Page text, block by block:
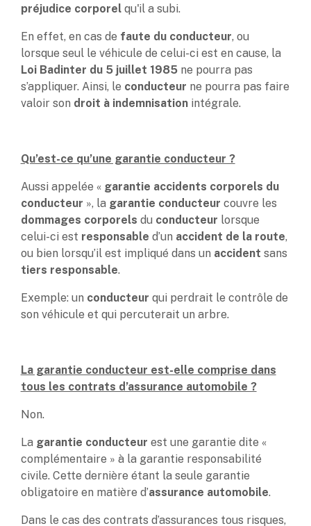
préjudice corporelqu'il a subi.
En effet, en cas de faute du conducteur, ou
lorsque seul le véhicule de celui-ci est en cause, la
Loi Badinter du 5 juillet 1985ne pourra pas
s’appliquer. Ainsi, le conducteur ne pourra pas faire
valoir son droit à indemnisationintégrale.
Qu’est-ce qu’une garantie conducteur ?
Aussi appelée « garantie accidents corporels du
conducteur », la garantie conducteur couvre les
dommages corporels du conducteur lorsque
celui-ci est responsable d’un accident de la route,
ou bien lorsqu’il est impliqué dans un accident sans
tiers responsable.
Exemple: un conducteur qui perdrait le contrôle de
son véhicule et qui percuterait un arbre.
La garantie conducteur est-elle comprise dans
tous les contrats d’assurance automobile ?
Non.
La garantie conducteur est une garantie dite «
complémentaire » à la garantie responsabilité
civile. Cette dernière étant la seule garantie
obligatoire en matière d’assurance automobile.
Dans le cas des contrats d’assurances tous risques,